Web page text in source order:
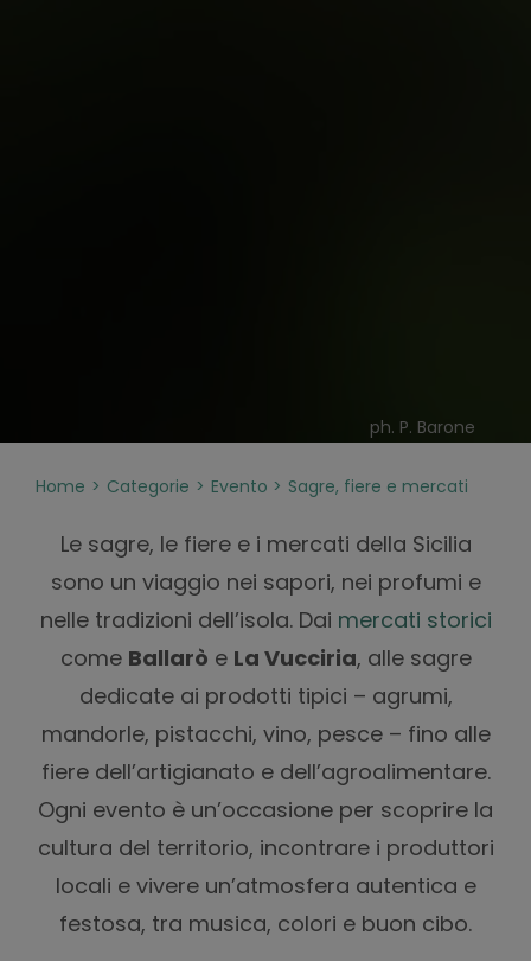
ph. P. Barone
Home Categorie Evento Sagre, fiere e mercati
Le sagre, le fiere e i mercati della Sicilia
sono un viaggio nei sapori, nei profumi e
nelle tradizioni dell’isola. Dai mercati storici
come Ballarò e La Vucciria, alle sagre
dedicate ai prodotti tipici – agrumi,
mandorle, pistacchi, vino, pesce – fino alle
fiere dell’artigianato e dell’agroalimentare.
Ogni evento è un’occasione per scoprire la
cultura del territorio, incontrare i produttori
locali e vivere un’atmosfera autentica e
festosa, tra musica, colori e buon cibo.